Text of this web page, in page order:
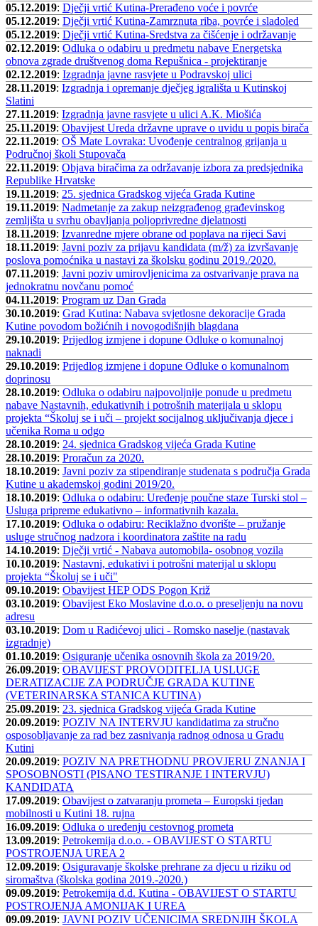
05.12.2019: Dječji vrtić Kutina-Prerađeno voće i povrće
05.12.2019: Dječji vrtić Kutina-Zamrznuta riba, povrće i sladoled
05.12.2019: Dječji vrtić Kutina-Sredstva za čišćenje i održavanje
02.12.2019: Odluka o odabiru u predmetu nabave Energetska
obnova zgrade društvenog doma Repušnica - projektiranje
02.12.2019: Izgradnja javne rasvjete u Podravskoj ulici
28.11.2019: Izgradnja i opremanje dječjeg igrališta u Kutinskoj
Slatini
27.11.2019: Izgradnja javne rasvjete u ulici A.K. Miošića
25.11.2019: Obavijest Ureda državne uprave o uvidu u popis birača
22.11.2019: OŠ Mate Lovraka: Uvođenje centralnog grijanja u
Područnoj školi Stupovača
22.11.2019: Objava biračima za održavanje izbora za predsjednika
Republike Hrvatske
19.11.2019: 25. sjednica Gradskog vijeća Grada Kutine
19.11.2019: Nadmetanje za zakup neizgrađenog građevinskog
zemljišta u svrhu obavljanja poljoprivredne djelatnosti
18.11.2019: Izvanredne mjere obrane od poplava na rijeci Savi
18.11.2019: Javni poziv za prijavu kandidata (m/ž) za izvršavanje
poslova pomoćnika u nastavi za školsku godinu 2019./2020.
07.11.2019: Javni poziv umirovljenicima za ostvarivanje prava na
jednokratnu novčanu pomoć
04.11.2019: Program uz Dan Grada
30.10.2019: Grad Kutina: Nabava svjetlosne dekoracije Grada
Kutine povodom božićnih i novogodišnjih blagdana
29.10.2019: Prijedlog izmjene i dopune Odluke o komunalnoj
naknadi
29.10.2019: Prijedlog izmjene i dopune Odluke o komunalnom
doprinosu
28.10.2019: Odluka o odabiru najpovoljnije ponude u predmetu
nabave Nastavnih, edukativnih i potrošnih materijala u sklopu
projekta “Školuj se i uči – projekt socijalnog uključivanja djece i
učenika Roma u odgo
28.10.2019: 24. sjednica Gradskog vijeća Grada Kutine
28.10.2019: Proračun za 2020.
18.10.2019: Javni poziv za stipendiranje studenata s područja Grada
Kutine u akademskoj godini 2019/20.
18.10.2019: Odluka o odabiru: Uređenje poučne staze Turski stol –
Usluga pripreme edukativno – informativnih kazala.
17.10.2019: Odluka o odabiru: Reciklažno dvorište – pružanje
usluge stručnog nadzora i koordinatora zaštite na radu
14.10.2019: Dječji vrtić - Nabava automobila- osobnog vozila
10.10.2019: Nastavni, edukativi i potrošni materijal u sklopu
projekta “Školuj se i uči"
09.10.2019: Obavijest HEP ODS Pogon Križ
03.10.2019: Obavijest Eko Moslavine d.o.o. o preseljenju na novu
adresu
03.10.2019: Dom u Radićevoj ulici - Romsko naselje (nastavak
izgradnje)
01.10.2019: Osiguranje učenika osnovnih škola za 2019/20.
26.09.2019: OBAVIJEST PROVODITELJA USLUGE
DERATIZACIJE ZA PODRUČJE GRADA KUTINE
(VETERINARSKA STANICA KUTINA)
25.09.2019: 23. sjednica Gradskog vijeća Grada Kutine
20.09.2019: POZIV NA INTERVJU kandidatima za stručno
osposobljavanje za rad bez zasnivanja radnog odnosa u Gradu
Kutini
20.09.2019: POZIV NA PRETHODNU PROVJERU ZNANJA I
SPOSOBNOSTI (PISANO TESTIRANJE I INTERVJU)
KANDIDATA
17.09.2019: Obavijest o zatvaranju prometa – Europski tjedan
mobilnosti u Kutini 18. rujna
16.09.2019: Odluka o uređenju cestovnog prometa
13.09.2019: Petrokemija d.o.o. - OBAVIJEST O STARTU
POSTROJENJA UREA 2
12.09.2019: Osiguravanje školske prehrane za djecu u riziku od
siromaštva (školska godina 2019.-2020.)
09.09.2019: Petrokemija d.d. Kutina - OBAVIJEST O STARTU
POSTROJENJA AMONIJAK I UREA
09.09.2019: JAVNI POZIV UČENICIMA SREDNJIH ŠKOLA